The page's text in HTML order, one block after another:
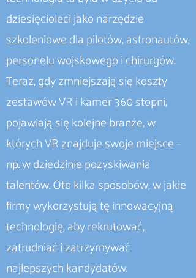
dziesięcioleci jako narzędzie
szkoleniowe dla pilotów, astronautów,
personelu wojskowego i chirurgów.
Teraz, gdy zmniejszają się koszty
zestawów VR i kamer 360 stopni,
pojawiają się kolejne branże, w
których VR znajduje swoje miejsce –
np. w dziedzinie pozyskiwania
talentów. Oto kilka sposobów, w jakie
firmy wykorzystują tę innowacyjną
technologię, aby rekrutować,
zatrudniać i zatrzymywać
najlepszych kandydatów.